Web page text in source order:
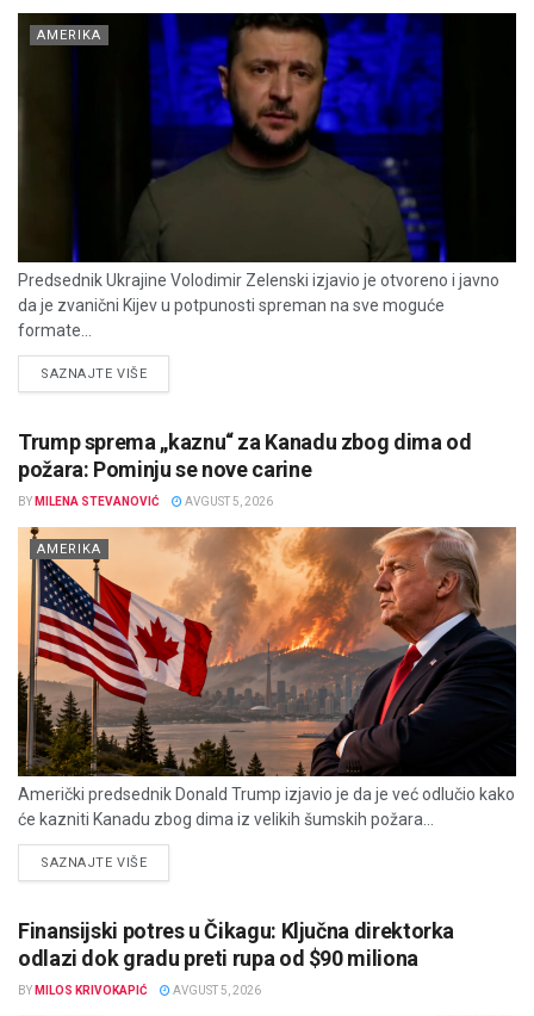
AMERIKA
Predsednik Ukrajine Volodimir Zelenski izjavio je otvoreno i javno
da je zvanični Kijev u potpunosti spreman na sve moguće
formate...
SAZNAJTE VIŠEDETAILS
Trump sprema „kaznu“ za Kanadu zbog dima od
požara: Pominju se nove carine
BY MILENA STEVANOVIĆ AVGUST 5, 2026
AMERIKA
Američki predsednik Donald Trump izjavio je da je već odlučio kako
će kazniti Kanadu zbog dima iz velikih šumskih požara...
SAZNAJTE VIŠEDETAILS
Finansijski potres u Čikagu: Ključna direktorka
odlazi dok gradu preti rupa od $90 miliona
BY MILOS KRIVOKAPIĆ AVGUST 5, 2026